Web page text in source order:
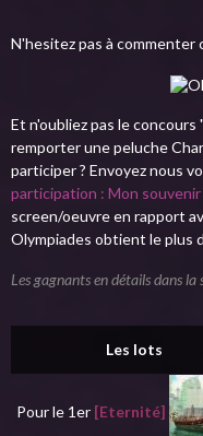
N'hesitez pas à commenter
Et n'oubliez pas le
remporter une peluche
participer ? Envoyez nous
participation : Mon
screen/oeuvre en rapport
Olympiades obtient le plus
Les gagnants en détails dans la
Les lots
Pour le 1er [Eternité]